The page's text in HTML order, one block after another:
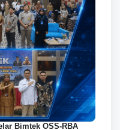
Bimtek OSS-RBA